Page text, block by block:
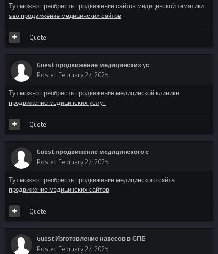
Тут можно преобрести продвижение сайтов медицинской тематики
seo продвижение медицинских сайтов
Quote
Guest продвижение медицинских ус
Posted February 27, 2025
Тут можно преобрести продвижение медицинской клиники
продвижение медицинских услуг
Quote
Guest продвижение медицинского с
Posted February 27, 2025
Тут можно преобрести продвижение медицинского сайта
продвижение медицинских сайтов
Quote
Guest Изготовление навесов в СПБ
Posted February 27, 2025